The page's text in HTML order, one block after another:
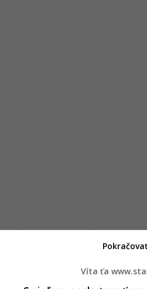
kladie dôraz na
však ponecháva priestor
Víta ťa